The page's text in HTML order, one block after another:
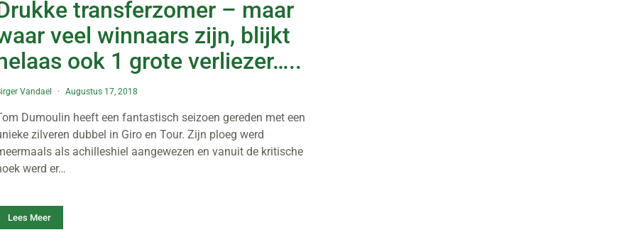
transferzomer – maar
veel winnaars zijn, blijkt
ook 1 grote verliezer…..
Vandael Augustus 17, 2018
Dumoulin heeft een fantastisch seizoen gereden met een
zilveren dubbel in Giro en Tour. Zijn ploeg werd
als achilleshiel aangewezen en vanuit de kritische
werd er…
Lees Meer